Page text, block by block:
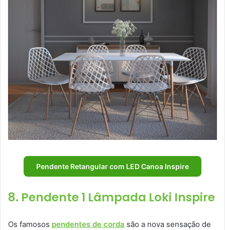
Pendente Retangular com LED Canoa Inspire
8. Pendente 1 Lâmpada Loki Inspire
Os famosos pendentes de corda são a nova sensação de